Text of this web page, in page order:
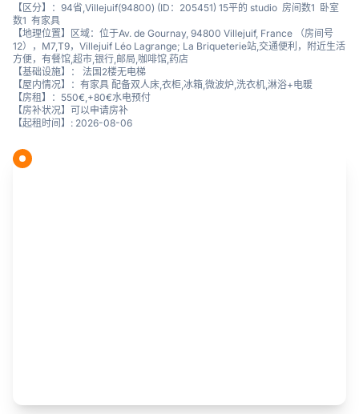
【区分】：94省,Villejuif(94800) (ID：205451) 15平的 studio 房间数1 卧室
数1 有家具
【地理位置】区域：位于Av. de Gournay, 94800 Villejuif, France （房间号
12），M7,T9，Villejuif Léo Lagrange; La Briqueterie站,交通便利，附近生活
方便，有餐馆,超市,银行,邮局,咖啡馆,药店
【基础设施】： 法国2楼无电梯
【屋内情况】：有家具 配备双人床,衣柜,冰箱,微波炉,洗衣机,淋浴+电暖
【房租】：550€,+80€水电预付
【房补状况】可以申请房补
【起租时间】: 2026-08-06